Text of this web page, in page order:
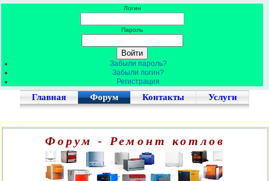
Логин
Пароль
Забыли пароль?
Забыли логин?
Регистрация
Главная Форум Контакты Услуги
Форум - Ремонт котлов